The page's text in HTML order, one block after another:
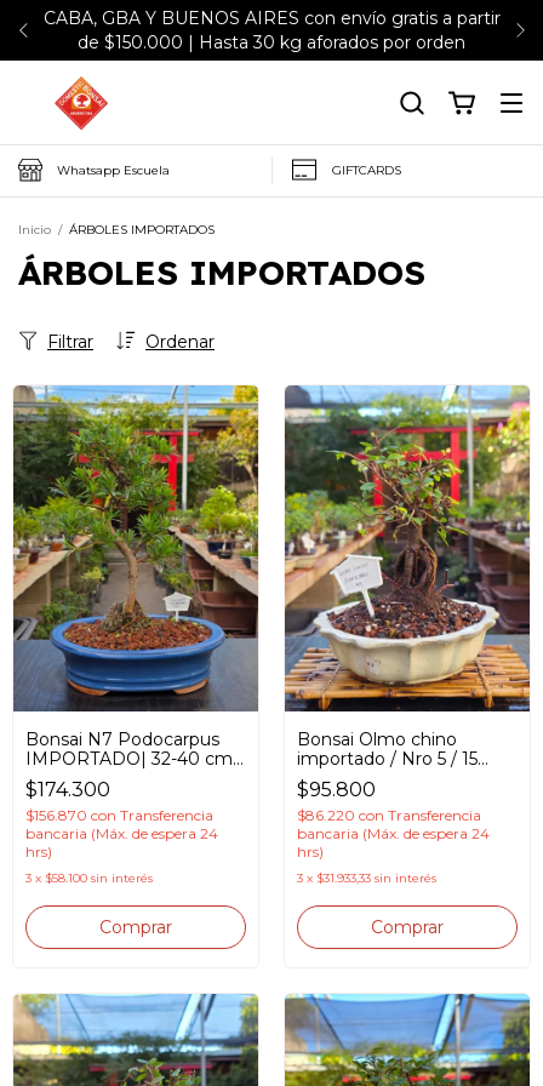
CABA, GBA Y BUENOS AIRES con envío gratis a partir
de $150.000 | Hasta 30 kg aforados por orden
Whatsapp Escuela GIFTCARDS
Inicio / ÁRBOLES IMPORTADOS
ÁRBOLES IMPORTADOS
Ordenar
Filtrar
Bonsai N7 Podocarpus
IMPORTADO| 32-40 cm |
15/18 años en maceta
esmaltada
$174.300
$156.870 con Transferencia
bancaria (Máx. de espera 24
hrs)
3 x $58.100 sin interés
Bonsai Olmo chino
importado / Nro 5 / 15
años en Maceta
esmaltada
$95.800
$86.220 con Transferencia
bancaria (Máx. de espera 24
hrs)
3 x $31.933,33 sin interés